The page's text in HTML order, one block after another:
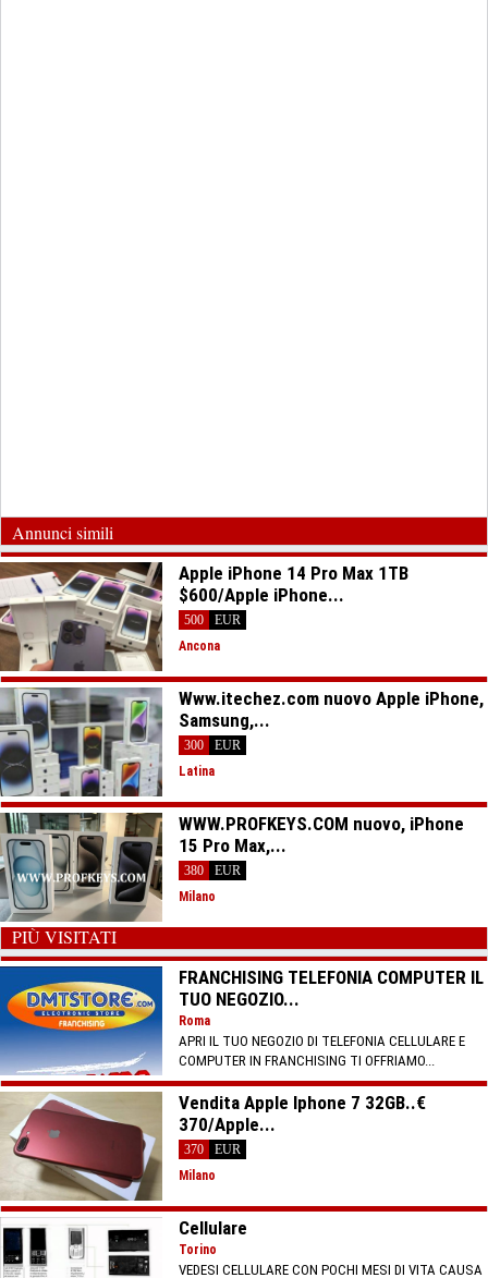
Annunci simili
Apple iPhone 14 Pro Max 1TB
$600/Apple iPhone...
500
EUR
Ancona
Www.itechez.com nuovo Apple iPhone,
Samsung,...
300
EUR
Latina
WWW.PROFKEYS.COM nuovo, iPhone
15 Pro Max,...
380
EUR
Milano
PIÙ VISITATI
FRANCHISING TELEFONIA COMPUTER IL
TUO NEGOZIO...
Roma
APRI IL TUO NEGOZIO DI TELEFONIA CELLULARE E
COMPUTER IN FRANCHISING TI OFFRIAMO...
Vendita Apple Iphone 7 32GB..€
370/Apple...
370
EUR
Milano
Cellulare
Torino
VEDESI CELLULARE CON POCHI MESI DI VITA CAUSA